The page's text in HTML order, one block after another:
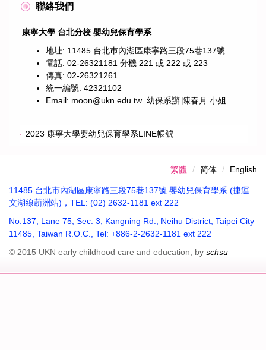
聯絡我們
康寧大學 台北分校 嬰幼兒保育學系
地址: 11485 台北巿內湖區康寧路三段75巷137號
電話: 02-26321181 分機 221 或 222 或 223
傳真: 02-26321261
統一編號: 42321102
Email: moon@ukn.edu.tw 幼保系辦 陳春月 小姐
2023 康寧大學嬰幼兒保育學系LINE帳號
繁體 简体 English
11485 台北市內湖區康寧路三段75巷137號 嬰幼兒保育學系 (捷運
文湖線葫洲站)，TEL: (02) 2632-1181 ext 222
No.137, Lane 75, Sec. 3, Kangning Rd., Neihu District, Taipei City
11485, Taiwan R.O.C., Tel: +886-2-2632-1181 ext 222
© 2015 UKN early childhood care and education, by schsu